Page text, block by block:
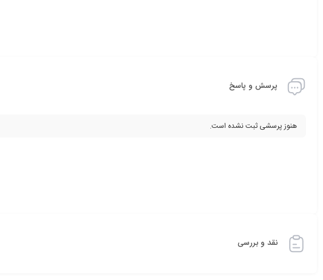
پرسش و پاسخ
هنوز پرسشی ثبت نشده است.
نقد و بررسی